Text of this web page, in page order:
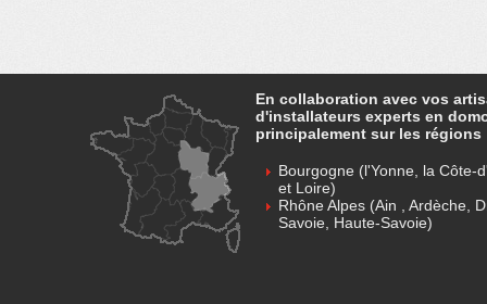
En collaboration avec vos
d'installateurs experts en
principalement sur les régions
Bourgogne (l'Yonne, la Côte-
et Loire)
Rhône Alpes (Ain , Ardèche,
Savoie, Haute-Savoie)